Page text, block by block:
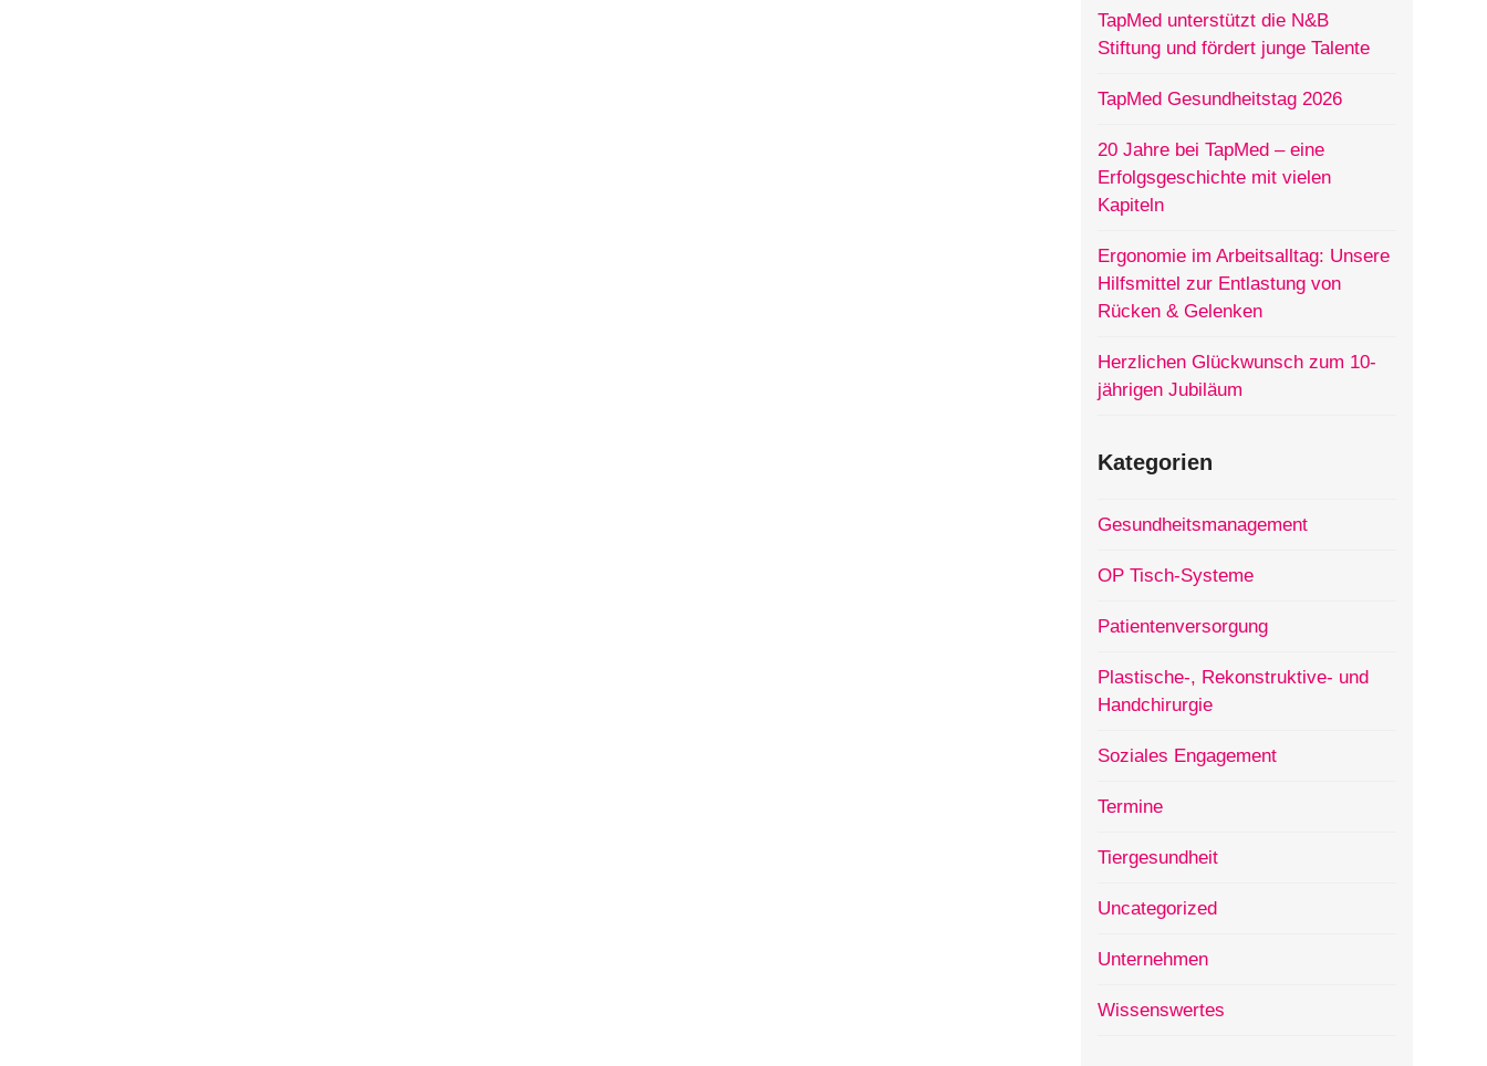
TapMed unterstützt die N&B
Stiftung und fördert junge Talente
TapMed Gesundheitstag 2026
20 Jahre bei TapMed – eine
Erfolgsgeschichte mit vielen
Kapiteln
Ergonomie im Arbeitsalltag: Unsere
Hilfsmittel zur Entlastung von
Rücken & Gelenken
Herzlichen Glückwunsch zum 10-
jährigen Jubiläum
Kategorien
Gesundheitsmanagement
OP Tisch-Systeme
Patientenversorgung
Plastische-, Rekonstruktive- und
Handchirurgie
Soziales Engagement
Termine
Tiergesundheit
Uncategorized
Unternehmen
Wissenswertes